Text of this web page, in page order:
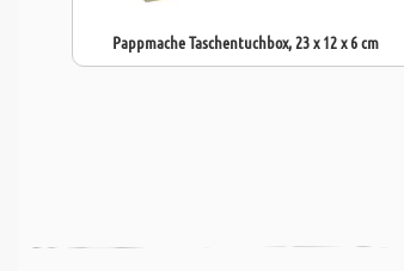
Pappmache Taschentuchbox, 23 x 12 x 6 cm